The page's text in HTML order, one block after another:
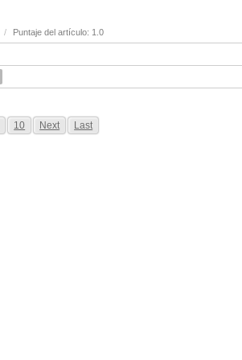
/ Puntaje del artículo: 1.0
10 Next Last